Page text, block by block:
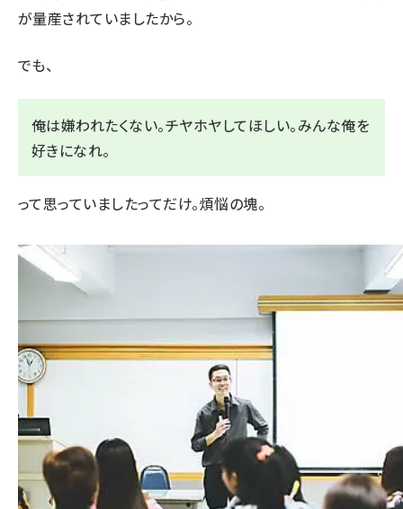
が量産されていましたから。
でも、
俺は嫌われたくない。チヤホヤしてほしい。みんな俺を
好きになれ。
って思っていましたってだけ。煩悩の塊。